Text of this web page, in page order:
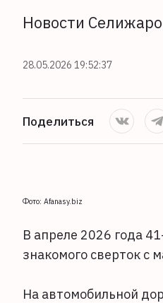
Новости
28.05.2026 19:52:37
Поделиться
Фото: Afanasy.biz
В апреле 2026 года
знакомого сверток с
На автомобильной